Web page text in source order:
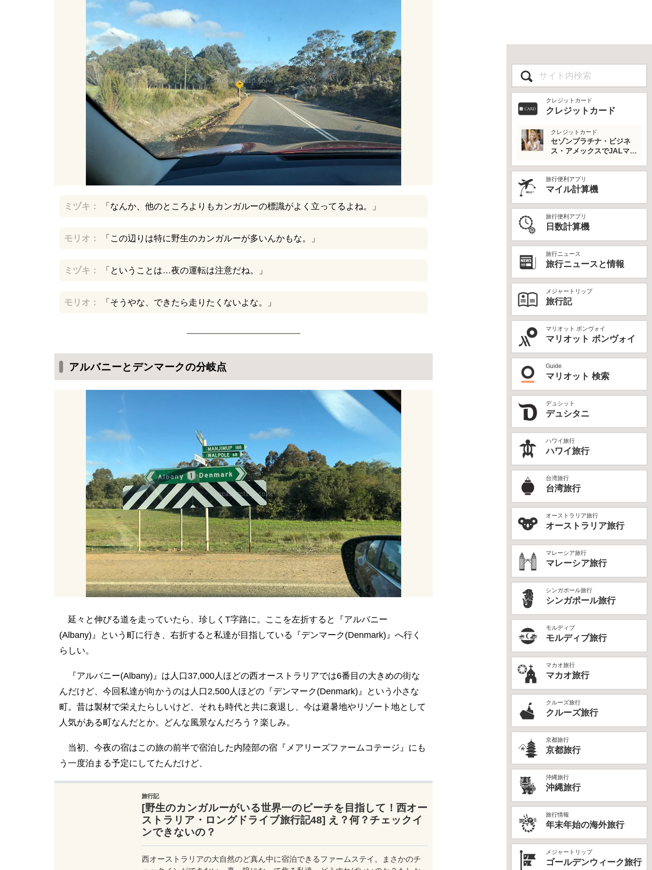
ミヅキ： 「なんか、他のところよりもカンガルーの標識がよく立ってるよね。」
モリオ： 「この辺りは特に野生のカンガルーが多いんかもな。」
ミヅキ： 「ということは…夜の運転は注意だね。」
モリオ： 「そうやな、できたら走りたくないよな。」
アルバニーとデンマークの分岐点
延々と伸びる道を走っていたら、珍しくT字路に。ここを左折すると『アルバニー
(Albany)』という町に行き、右折すると私達が目指している『デンマーク(Denmark)』へ行く
らしい。
『アルバニー(Albany)』は人口37,000人ほどの西オーストラリアでは6番目の大きめの街な
んだけど、今回私達が向かうのは人口2,500人ほどの『デンマーク(Denmark)』という小さな
町。昔は製材で栄えたらしいけど、それも時代と共に衰退し、今は避暑地やリゾート地として
人気がある町なんだとか。どんな風景なんだろう？楽しみ。
当初、今夜の宿はこの旅の前半で宿泊した内陸部の宿『メアリーズファームコテージ』にも
う一度泊まる予定にしてたんだけど、
旅行記
[野生のカンガルーがいる世界一のビーチを目指して！西オー
ストラリア・ロングドライブ旅行記48] え？何？チェックイ
ンできないの？
西オーストラリアの大自然のど真ん中に宿泊できるファームステイ。まさかのチ
クレジットカード
クレジットカード
クレジットカード
セゾンプラチナ・ビジネ
ス・アメックスでJALマイ
を最大活用！
旅行便利アプリ
マイル計算機
旅行便利アプリ
日数計算機
旅行ニュース
旅行ニュースと情報
メジャートリップ
旅行記
マリオット ボンヴォイ
マリオット ボンヴォイ
Guide
マリオット 検索
デュシット
デュシタニ
ハワイ旅行
ハワイ旅行
台湾旅行
台湾旅行
オーストラリア旅行
オーストラリア旅行
マレーシア旅行
マレーシア旅行
シンガポール旅行
シンガポール旅行
モルディブ
モルディブ旅行
マカオ旅行
マカオ旅行
クルーズ旅行
クルーズ旅行
京都旅行
京都旅行
沖縄旅行
沖縄旅行
旅行情報
年末年始の海外旅行
メジャートリップ
ゴールデンウィーク旅行